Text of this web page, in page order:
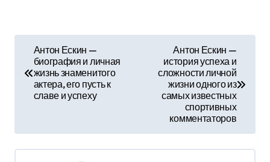
г
Антон Ескин —
биография и личная
жизнь знаменитого
актера, его пусть к
славе и успеху
Антон Ескин —
история успеха и
сложности личной
жизни одного из
самых известных
спортивных
комментаторов